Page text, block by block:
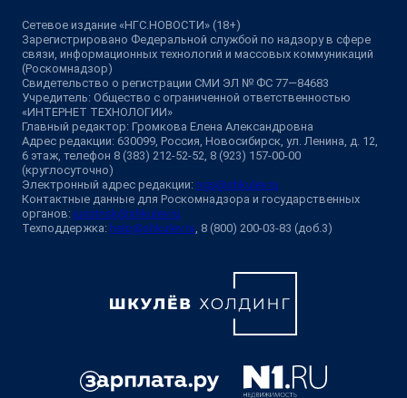
Сетевое издание «НГС.НОВОСТИ» (18+)
Зарегистрировано Федеральной службой по надзору в сфере
связи, информационных технологий и массовых коммуникаций
(Роскомнадзор)
Свидетельство о регистрации СМИ ЭЛ № ФС 77—84683
Учредитель: Общество с ограниченной ответственностью
«ИНТЕРНЕТ ТЕХНОЛОГИИ»
Главный редактор: Громкова Елена Александровна
Адрес редакции: 630099, Россия, Новосибирск, ул. Ленина, д. 12,
6 этаж, телефон 8 (383) 212-52-52, 8 (923) 157-00-00
(круглосуточно)
Электронный адрес редакции: ngs@shkulev.ru
Контактные данные для Роскомнадзора и государственных
органов: juristnsk@shkulev.ru
Техподдержка: help@shkulev.ru, 8 (800) 200-03-83 (доб.3)